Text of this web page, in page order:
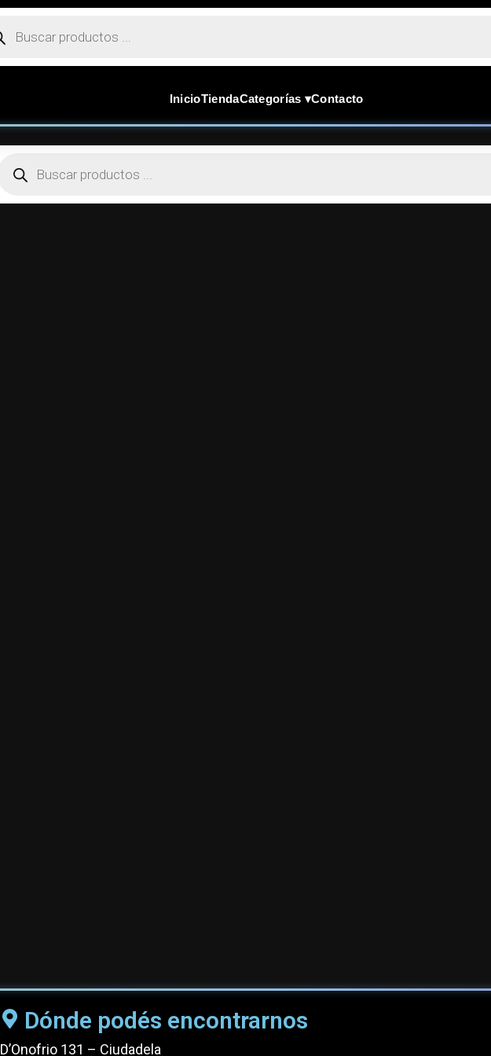
InicioTiendaCategorías ▾Contacto
Dónde podés encontrarnos
D’Onofrio 131 – Ciudadela